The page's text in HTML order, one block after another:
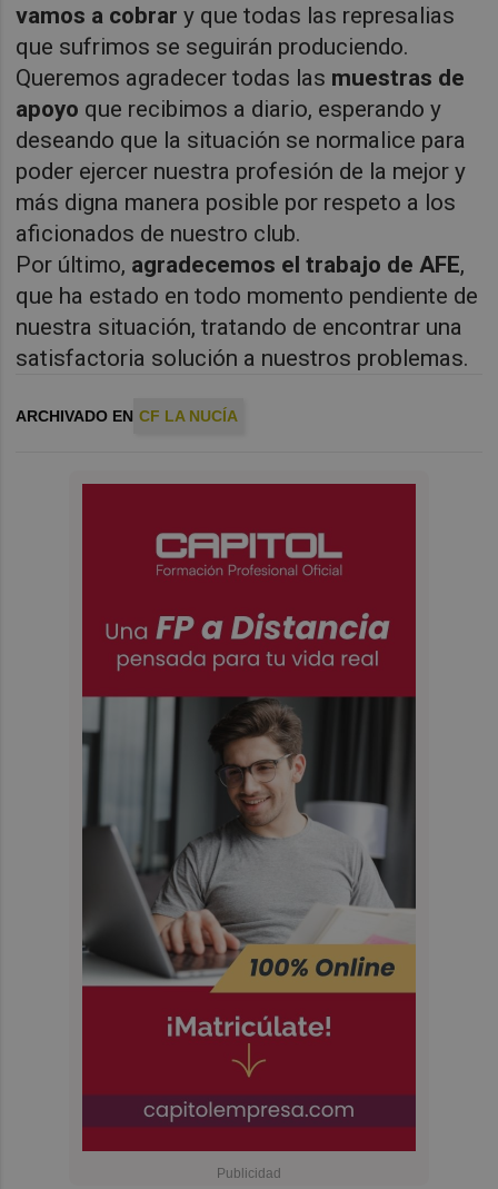
vamos a cobrar y que todas las represalias
que sufrimos se seguirán produciendo.
Queremos agradecer todas las muestras de
apoyo que recibimos a diario, esperando y
deseando que la situación se normalice para
poder ejercer nuestra profesión de la mejor y
más digna manera posible por respeto a los
aficionados de nuestro club.
Por último, agradecemos el trabajo de AFE,
que ha estado en todo momento pendiente de
nuestra situación, tratando de encontrar una
satisfactoria solución a nuestros problemas.
ARCHIVADO EN CF LA NUCÍA